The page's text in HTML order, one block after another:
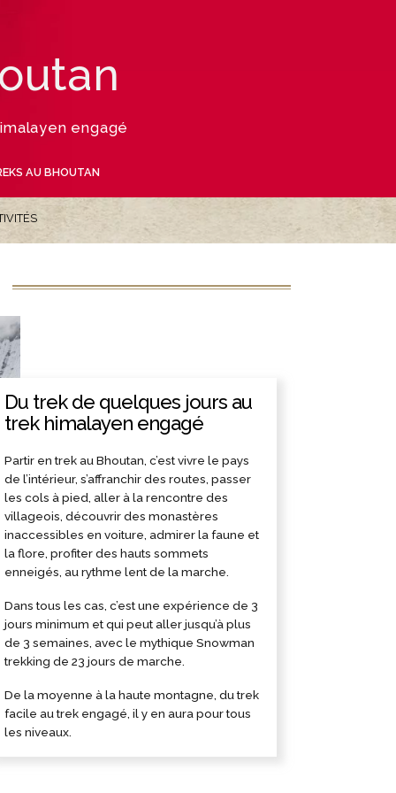
engagé
AU BHOUTAN
Du trek de quelques jours au
trek himalayen engagé
Partir en trek au Bhoutan, c’est vivre le pays
de l’intérieur, s’affranchir des routes, passer
les cols à pied, aller à la rencontre des
villageois, découvrir des monastères
inaccessibles en voiture, admirer la faune et
la flore, profiter des hauts sommets
enneigés, au rythme lent de la marche.
Dans tous les cas, c’est une expérience de 3
jours minimum et qui peut aller jusqu’à plus
de 3 semaines, avec le mythique Snowman
trekking de 23 jours de marche.
De la moyenne à la haute montagne, du trek
facile au trek engagé, il y en aura pour tous
les niveaux.